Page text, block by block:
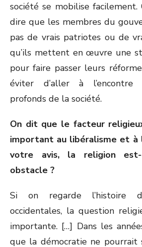
société se mobilise
dire que les membres du
pas de vrais patriotes ou de
qu’ils mettent en œuvre une
pour faire passer leurs
éviter d’aller à l’encontre
profonds de la société.
On dit que le facteur
important au libéralisme et à
votre avis, la religion
obstacle ?
Si on regarde l’histoire
occidentales, la question
importante. […] Dans les
que la démocratie ne pourrait